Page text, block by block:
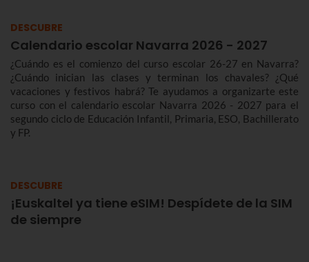
DESCUBRE
Calendario escolar Navarra 2026 - 2027
¿Cuándo es el comienzo del curso escolar 26-27 en Navarra?
¿Cuándo inician las clases y terminan los chavales? ¿Qué
vacaciones y festivos habrá? Te ayudamos a organizarte este
curso con el calendario escolar Navarra 2026 - 2027 para el
segundo ciclo de Educación Infantil, Primaria, ESO, Bachillerato
y FP.
DESCUBRE
¡Euskaltel ya tiene eSIM! Despídete de la SIM
de siempre